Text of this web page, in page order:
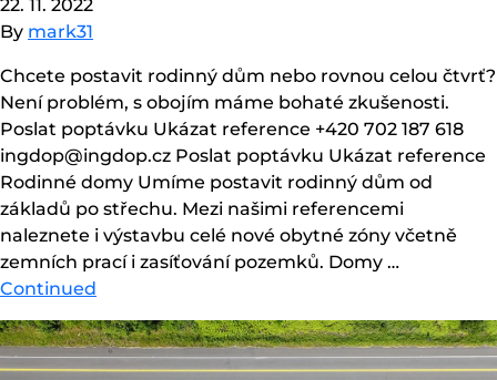
22. 11. 2022
By mark31
Chcete postavit rodinný dům nebo rovnou celou čtvrť?
Není problém, s obojím máme bohaté zkušenosti.
Poslat poptávku Ukázat reference +420 702 187 618
ingdop@ingdop.cz Poslat poptávku Ukázat reference
Rodinné domy Umíme postavit rodinný dům od
základů po střechu. Mezi našimi referencemi
naleznete i výstavbu celé nové obytné zóny včetně
zemních prací i zasíťování pozemků. Domy …
Continued